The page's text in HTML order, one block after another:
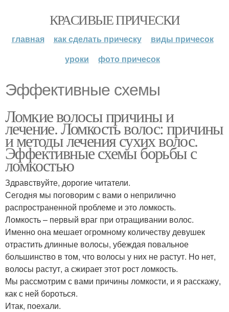
КРАСИВЫЕ ПРИЧЕСКИ
главная как сделать прическу
виды причесок
уроки
фото причесок
Эффективные схемы
Ломкие волосы причины и
лечение. Ломкость волос: причины
и методы лечения сухих волос.
Эффективные схемы борьбы с
ломкостью
Здравствуйте, дорогие читатели.
Сегодня мы поговорим с вами о неприлично
распространенной проблеме и это ломкость.
Ломкость – первый враг при отращивании волос.
Именно она мешает огромному количеству девушек
отрастить длинные волосы, убеждая повальное
большинство в том, что волосы у них не растут. Но нет,
волосы растут, а сжирает этот рост ломкость.
Мы рассмотрим с вами причины ломкости, и я расскажу,
как с ней бороться.
Итак, поехали.